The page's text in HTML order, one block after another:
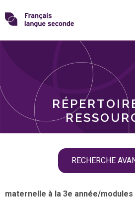
Skip
toTransformons
langue
RECHERCHE
THÈMES
maternelle à la 3e année/modules